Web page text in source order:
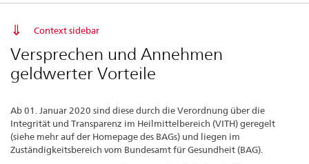
Context sidebar
Versprechen und Annehmen
geldwerter Vorteile
Ab 01. Januar 2020 sind diese durch die Verordnung über die
Integrität und Transparenz im Heilmittelbereich (VITH) geregelt
(siehe mehr auf der Homepage des BAGs) und liegen im
Zuständigkeitsbereich vom Bundesamt für Gesundheit (BAG).